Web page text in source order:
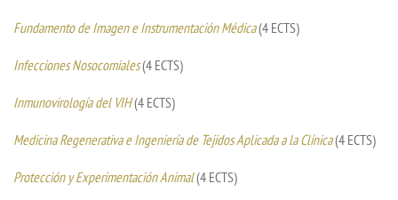
Fundamento de Imagen e Instrumentación Médica(4 ECTS)
Infecciones Nosocomiales(4 ECTS)
Inmunovirología del VIH(4 ECTS)
Medicina Regenerativa e Ingeniería de Tejidos Aplicada a la Clínica(4 ECTS)
Protección y Experimentación Animal(4 ECTS)